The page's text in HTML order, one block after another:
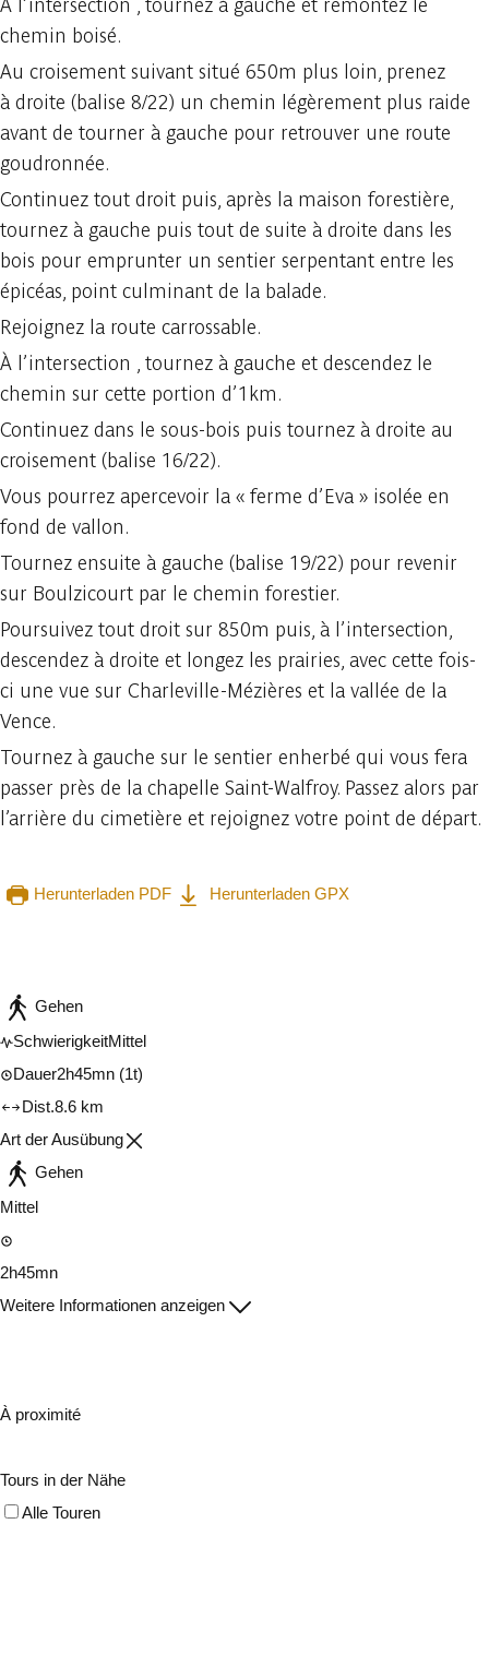
chemin boisé.
Au croisement suivant situé 650m plus loin, prenez
à droite (balise 8/22) un chemin légèrement plus raide
avant de tourner à gauche pour retrouver une route
goudronnée.
Continuez tout droit puis, après la maison forestière,
tournez à gauche puis tout de suite à droite dans les
bois pour emprunter un sentier serpentant entre les
épicéas, point culminant de la balade.
Rejoignez la route carrossable.
À l’intersection , tournez à gauche et descendez le
chemin sur cette portion d’1km.
Continuez dans le sous-bois puis tournez à droite au
croisement (balise 16/22).
Vous pourrez apercevoir la « ferme d’Eva » isolée en
fond de vallon.
Tournez ensuite à gauche (balise 19/22) pour revenir
sur Boulzicourt par le chemin forestier.
Poursuivez tout droit sur 850m puis, à l’intersection,
descendez à droite et longez les prairies, avec cette fois-
ci une vue sur Charleville-Mézières et la vallée de la
Vence.
Tournez à gauche sur le sentier enherbé qui vous fera
passer près de la chapelle Saint-Walfroy. Passez alors par
l’arrière du cimetière et rejoignez votre point de départ.
Herunterladen PDF
Herunterladen GPX
Gehen
SchwierigkeitMittel
Dauer2h45mn (1t)
Dist.8.6 km
Art der Ausübung
Gehen
Mittel
2h45mn
Weitere Informationen anzeigen
À proximité
Tours in der Nähe
Alle Touren